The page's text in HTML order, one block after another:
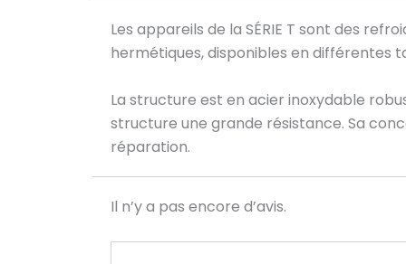
Les appareils de la SÉRIE T sont des
hermétiques, disponibles en différentes
La structure est en acier inoxydable
structure une grande résistance. Sa
réparation.
Il n’y a pas encore d’avis.